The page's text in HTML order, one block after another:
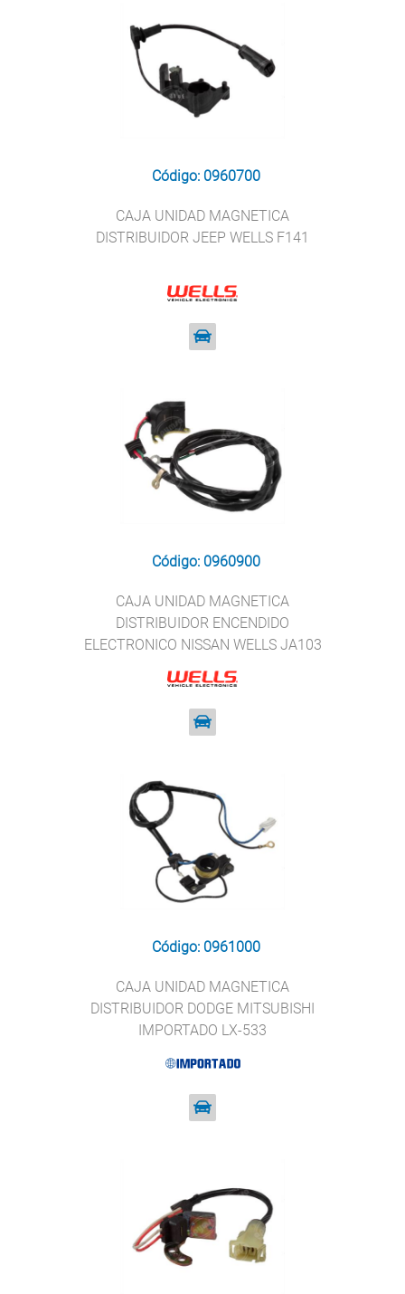
Código: 0960700
CAJA UNIDAD MAGNETICA
DISTRIBUIDOR JEEP WELLS F141
Código: 0960900
CAJA UNIDAD MAGNETICA
DISTRIBUIDOR ENCENDIDO
ELECTRONICO NISSAN WELLS JA103
Código: 0961000
CAJA UNIDAD MAGNETICA
DISTRIBUIDOR DODGE MITSUBISHI
IMPORTADO LX-533